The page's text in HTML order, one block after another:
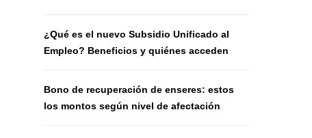
¿Qué es el nuevo Subsidio Unificado al
Empleo? Beneficios y quiénes acceden
Bono de recuperación de enseres: estos
los montos según nivel de afectación